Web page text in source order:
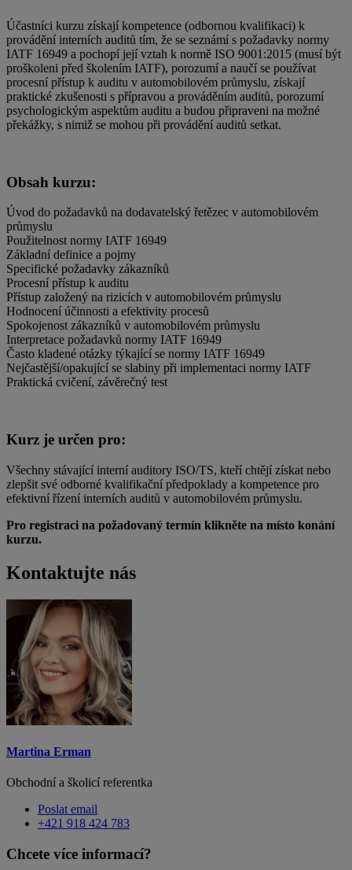
Účastníci kurzu získají kompetence (odbornou kvalifikaci) k
provádění interních auditů tím, že se seznámí s požadavky normy
IATF 16949 a pochopí její vztah k normě ISO 9001:2015 (musí být
proškoleni před školením IATF), porozumí a naučí se používat
procesní přístup k auditu v automobilovém průmyslu, získají
praktické zkušenosti s přípravou a prováděním auditů, porozumí
psychologickým aspektům auditu a budou připraveni na možné
překážky, s nimiž se mohou při provádění auditů setkat.
Obsah kurzu:
Úvod do požadavků na dodavatelský řetězec v automobilovém
průmyslu
Použitelnost normy IATF 16949
Základní definice a pojmy
Specifické požadavky zákazníků
Procesní přístup k auditu
Přístup založený na rizicích v automobilovém průmyslu
Hodnocení účinnosti a efektivity procesů
Spokojenost zákazníků v automobilovém průmyslu
Interpretace požadavků normy IATF 16949
Často kladené otázky týkající se normy IATF 16949
Nejčastější/opakující se slabiny při implementaci normy IATF
Praktická cvičení, závěrečný test
Kurz je určen pro:
Všechny stávající interní auditory ISO/TS, kteří chtějí získat nebo
zlepšit své odborné kvalifikační předpoklady a kompetence pro
efektivní řízení interních auditů v automobilovém průmyslu.
Pro registraci na požadovaný termín klikněte na místo konání
kurzu.
Kontaktujte nás
Martina Erman
Obchodní a školicí referentka
Poslat email
+421 918 424 783
Chcete více informací?